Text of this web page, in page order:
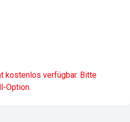
kostenlos verfügbar. Bitte
Option.